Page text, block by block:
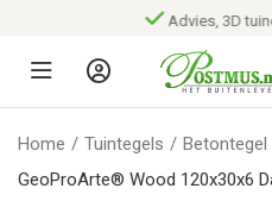
Advies, 3D
Home / Tuintegels / Betontegel
GeoProArte® Wood 120x30x6